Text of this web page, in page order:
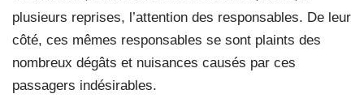
plusieurs reprises, l’attention des responsables. De leur
côté, ces mêmes responsables se sont plaints des
nombreux dégâts et nuisances causés par ces
passagers indésirables.